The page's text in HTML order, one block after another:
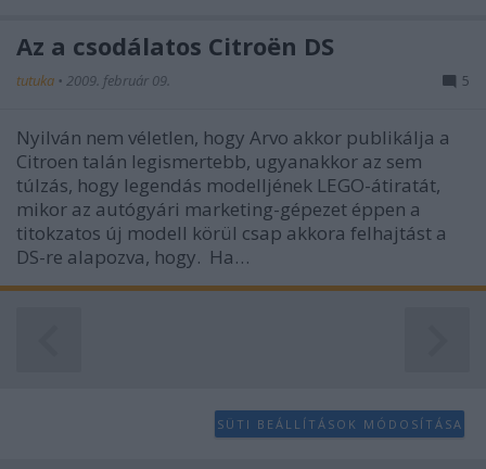
Az a csodálatos Citroën DS
tutuka • 2009. február 09. 5
Nyilván nem véletlen, hogy Arvo akkor publikálja a
Citroen talán legismertebb, ugyanakkor az sem
túlzás, hogy legendás modelljének LEGO-átiratát,
mikor az autógyári marketing-gépezet éppen a
titokzatos új modell körül csap akkora felhajtást a
DS-re alapozva, hogy. Ha…
SÜTI BEÁLLÍTÁSOK MÓDOSÍTÁSA